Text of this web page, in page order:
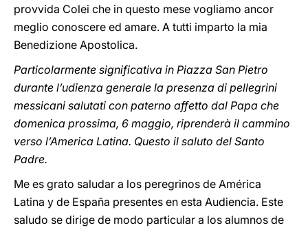
provvida Colei che in questo mese vogliamo ancor
meglio conoscere ed amare. A tutti imparto la mia
Benedizione Apostolica.
Particolarmente significativa in Piazza San Pietro
durante l’udienza generale la presenza di pellegrini
messicani salutati con paterno affetto dal Papa che
domenica prossima, 6 maggio, riprenderà il cammino
verso l’America Latina. Questo il saluto del Santo
Padre.
Me es grato saludar a los peregrinos de América
Latina y de España presentes en esta Audiencia. Este
saludo se dirige de modo particular a los alumnos de